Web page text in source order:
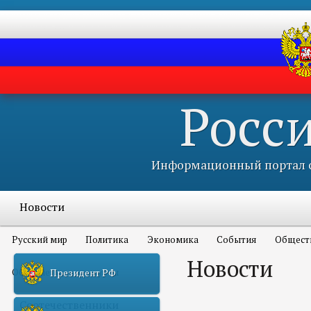
Информационный портал
Новости
Русский мир Политика Экономика События
Объявления и конкурсы
Соотечественники
Президент РФ Новости